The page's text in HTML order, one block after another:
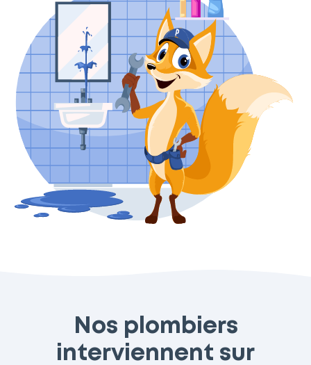
Nos plombiers
interviennent sur